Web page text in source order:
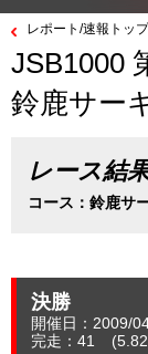
レポート/速報トッ
JSB1000
鈴鹿サー
レース結
コース：鈴鹿サ
決勝
開催日：2009/
完走：41